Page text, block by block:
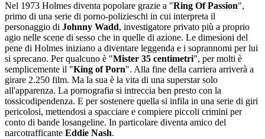
Nel 1973 Holmes diventa popolare grazie a "Ring Of Passion",
primo di una serie di porno-polizieschi in cui interpreta il
personaggio di Johnny Wadd, investigatore privato più a proprio
agio nelle scene di sesso che in quelle di azione. Le dimesioni del
pene di Holmes iniziano a diventare leggenda e i soprannomi per lui
si sprecano. Per qualcuno è "Mister 35 centimetri", per molti è
semplicemente il "King of Porn". Alla fine della carriera arriverà a
girare 2.250 film. Ma la sua è la vita di una superstar solo
all'apparenza. La pornografia si intreccia ben presto con la
tossicodipendenza. E per sostenere quella si infila in una serie di giri
pericolosi, mettendosi a spacciare e compiere piccoli crimini per
conto di bande losangeline. In particolare diventa amico del
narcotrafficante Eddie Nash.